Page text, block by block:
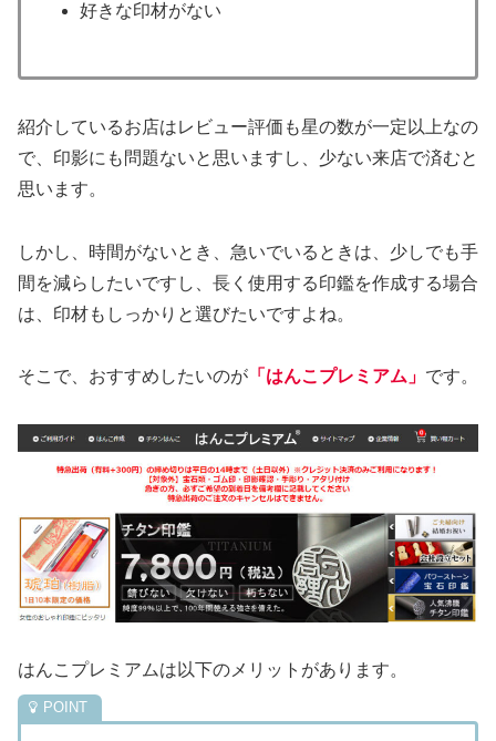
好きな印材がない
紹介しているお店はレビュー評価も星の数が一定以上なの
で、印影にも問題ないと思いますし、少ない来店で済むと
思います。
しかし、時間がないとき、急いでいるときは、少しでも手
間を減らしたいですし、長く使用する印鑑を作成する場合
は、印材もしっかりと選びたいですよね。
そこで、おすすめしたいのが 「はんこプレミアム」 です。
はんこプレミアムは以下のメリットがあります。